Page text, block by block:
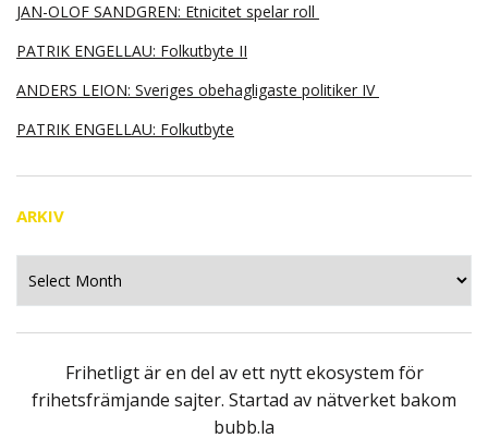
JAN-OLOF SANDGREN: Etnicitet spelar roll
PATRIK ENGELLAU: Folkutbyte II
ANDERS LEION: Sveriges obehagligaste politiker IV
PATRIK ENGELLAU: Folkutbyte
ARKIV
Frihetligt är en del av ett nytt ekosystem för
frihetsfrämjande sajter. Startad av nätverket bakom
bubb.la